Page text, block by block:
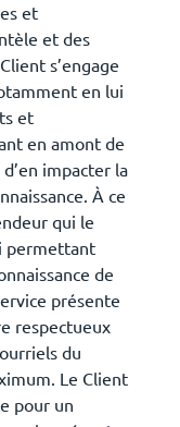
et
et des
s’engage
en lui
et
en amont de
impacter la
À ce
qui le
permettant
de
présente
respectueux
du
Le Client
pour un